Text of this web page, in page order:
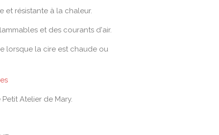
et résistante à la chaleur.
et des courants d'air.
lorsque la cire est chaude ou
Atelier de Mary.